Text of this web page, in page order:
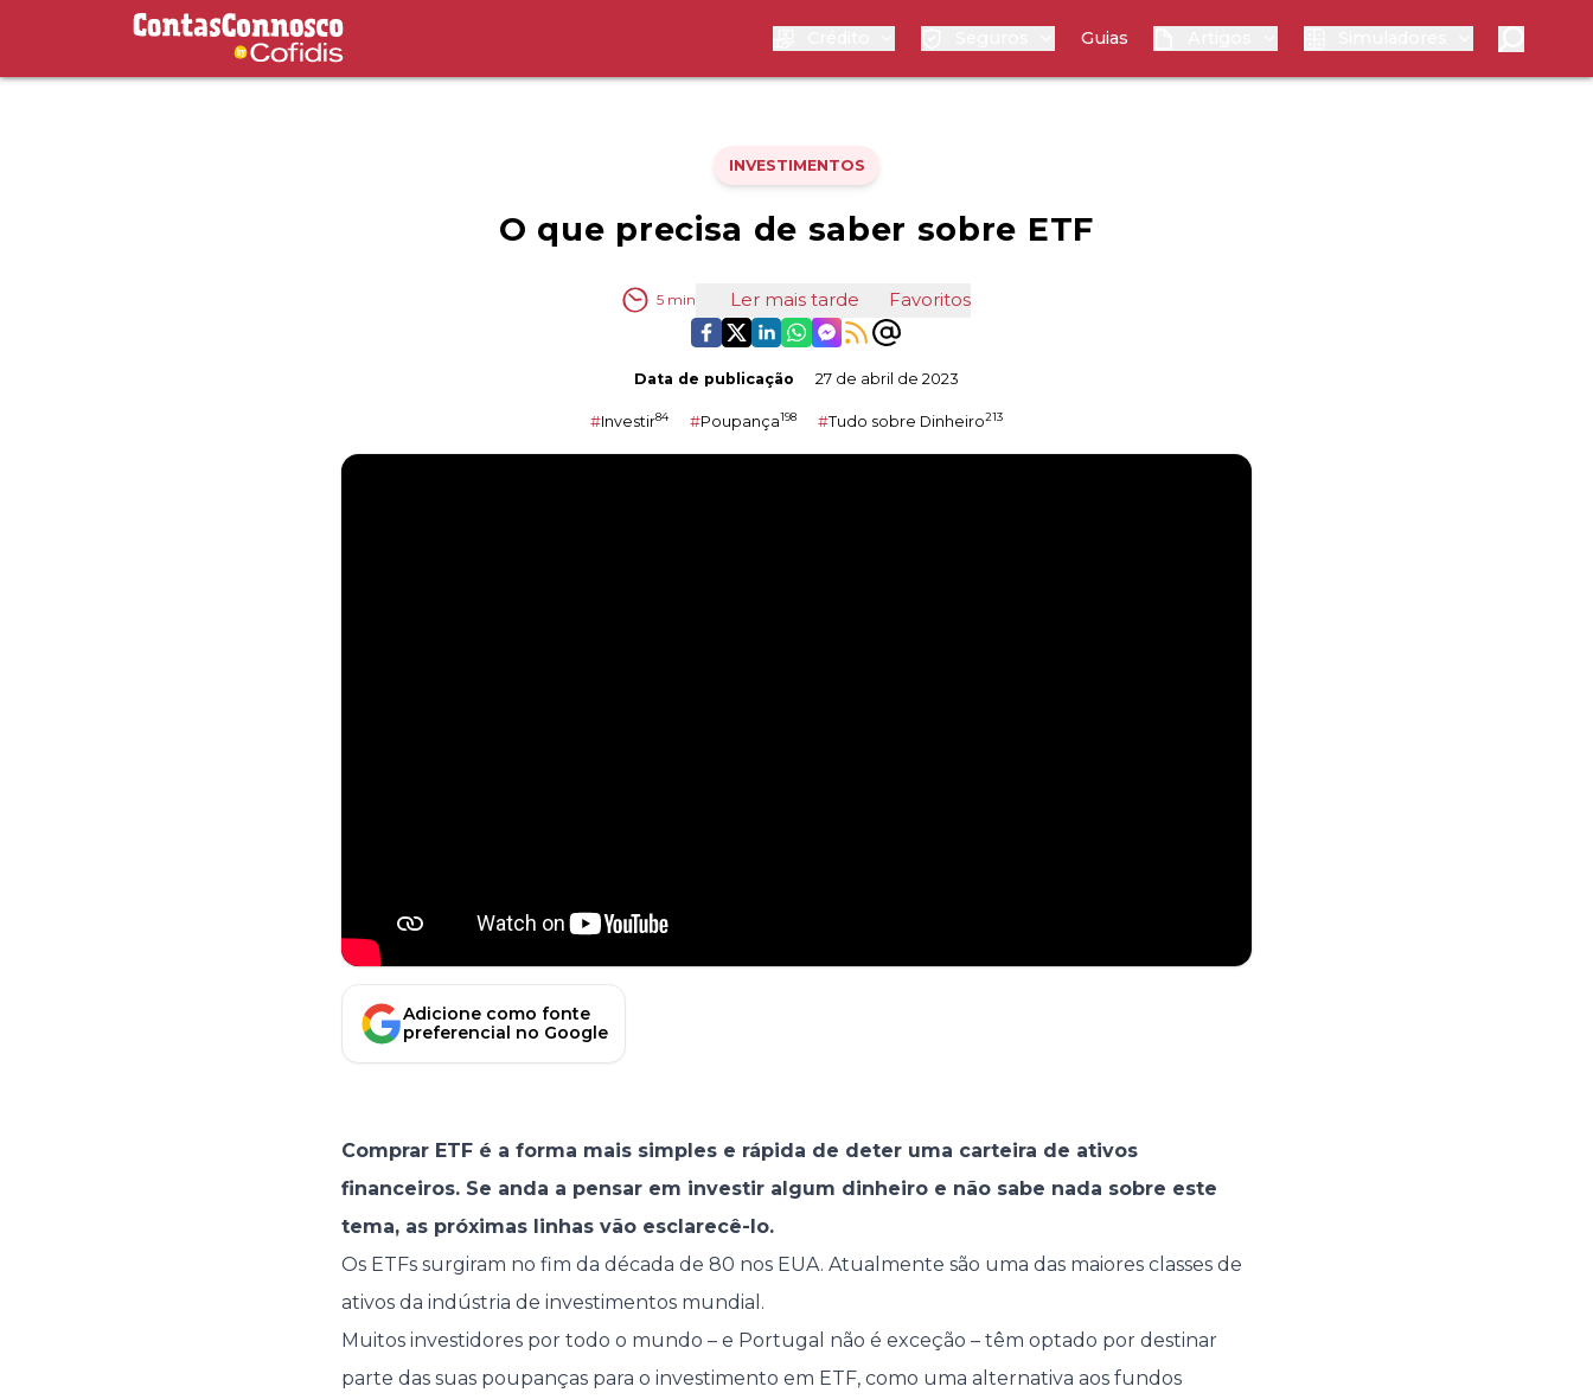
Contas Connosco by Cofidis Guias
INVESTIMENTOS
O que precisa de saber sobre ETF
5min Ler mais tarde Favoritos
Data de publicação 27 de abril de 2023
#Investir84 #Poupança198 #Tudo sobre Dinheiro213
Adicione como fonte
preferencial no Google
Comprar ETF é a forma mais simples e rápida de deter uma carteira de ativos
financeiros. Se anda a pensar em investir algum dinheiro e não sabe nada sobre este
tema, as próximas linhas vão esclarecê-lo.
Os ETFs surgiram no fim da década de 80 nos EUA. Atualmente são uma das maiores classes de
ativos da indústria de investimentos mundial.
Muitos investidores por todo o mundo – e Portugal não é exceção – têm optado por destinar
parte das suas poupanças para o investimento em ETF, como uma alternativa aos fundos